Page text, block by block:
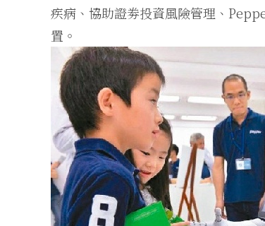
疾病、協助證劵投資風險管理、
置。